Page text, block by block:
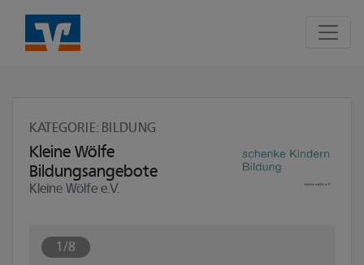
Seite
Klicken Sie, um die Navigation zu überspringen und zum
KATEGORIE: BILDUNG
Kleine Wölfe
Bildungsangebote
Kleine Wölfe e.V.
1/8